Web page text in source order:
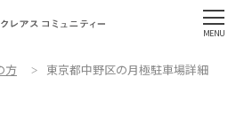
方 東京都中野区の月極駐車場詳細